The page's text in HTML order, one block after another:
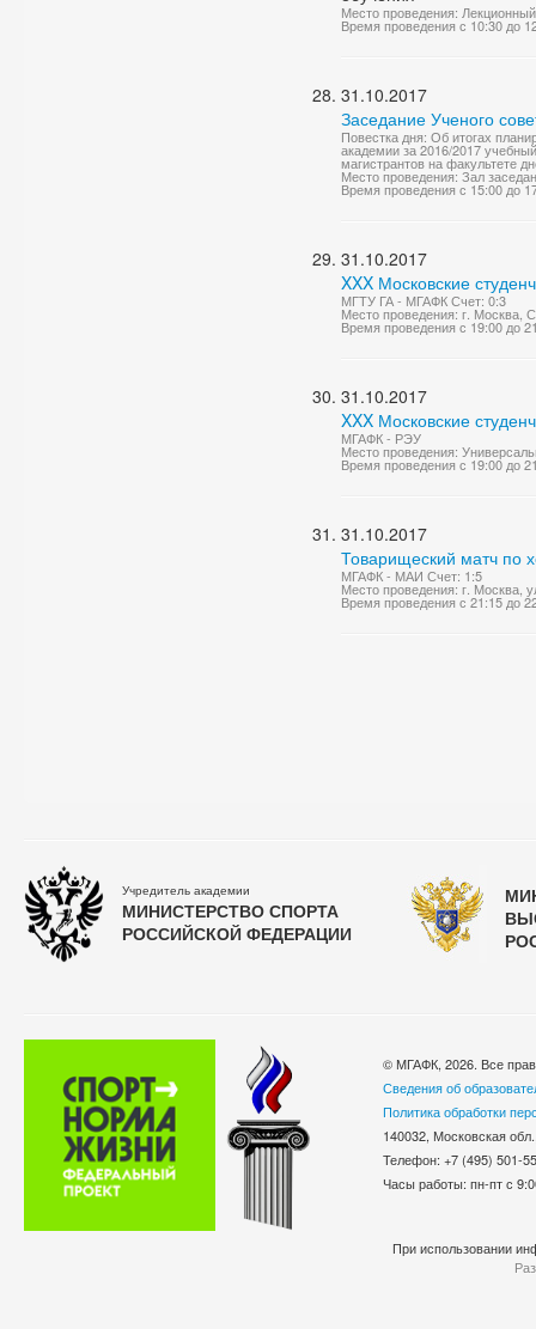
Место проведения:
Время проведения с 10:30 до
31.10.2017
Заседание Ученого
Повестка дня: Об итогах
академии за 2016/2017
магистрантов на факультете
Место проведения: Зал
Время проведения с 15:00 до
31.10.2017
XXX Московские
МГТУ ГА - МГАФК Счет: 0:3
Место проведения: г. Москва,
Время проведения с 19:00 до
31.10.2017
XXX Московские
МГАФК - РЭУ
Место проведения:
Время проведения с 19:00 до
31.10.2017
Товарищеский матч по
МГАФК - МАИ Счет: 1:5
Место проведения: г.
Время проведения с 21:15 до
Учредитель академии
МИНИСТЕРСТВО СПОРТА
РОССИЙСКОЙ ФЕДЕРАЦИИ
© МГАФК, 2026. Все
Сведения об
Политика обработки
140032, Московская
Телефон: +7 (495)
Часы работы: пн-пт с
При использовании